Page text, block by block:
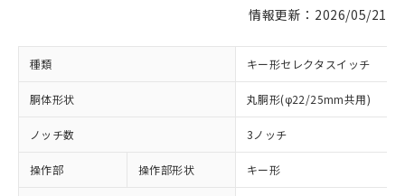
情報更新：2026/05/21
種類 キー形セレクタスイッチ
胴体形状 丸胴形(φ22/25mm共用)
ノッチ数 3ノッチ
操作部 操作部形状 キー形